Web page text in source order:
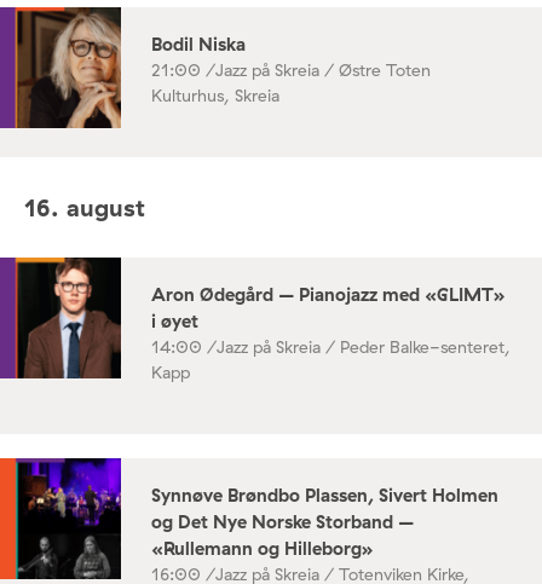
Bodil Niska
21:00 /Jazz på Skreia / Østre Toten
Kulturhus, Skreia
16. august
Aron Ødegård – Pianojazz med «GLIMT»
i øyet
14:00 /Jazz på Skreia / Peder Balke-senteret,
Kapp
Synnøve Brøndbo Plassen, Sivert Holmen
og Det Nye Norske Storband –
«Rullemann og Hilleborg»
16:00 /Jazz på Skreia / Totenviken Kirke,